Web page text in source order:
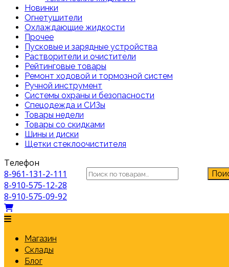
Новинки
Огнетушители
Охлаждающие жидкости
Прочее
Пусковые и зарядные устройства
Растворители и очистители
Рейтинговые товары
Ремонт ходовой и тормозной систем
Ручной инструмент
Системы охраны и безопасности
Спецодежда и СИЗы
Товары недели
Товары со скидками
Шины и диски
Щетки стеклоочистителя
Искать:
Телефон
8-961-131-2-111
8-910-575-12-28
8-910-575-09-92
Магазин
Склады
Блог